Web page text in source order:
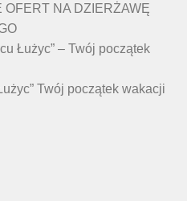
NA DZIERŻAWĘ
Łużyc” – Twój początek
Twój początek wakacji